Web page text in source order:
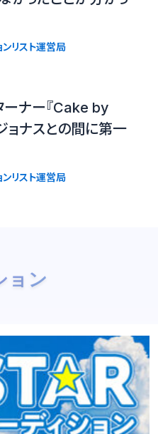
ンリスト運営局
ーナー『Cake by
ョナスとの間に第一
ンリスト運営局
ョン